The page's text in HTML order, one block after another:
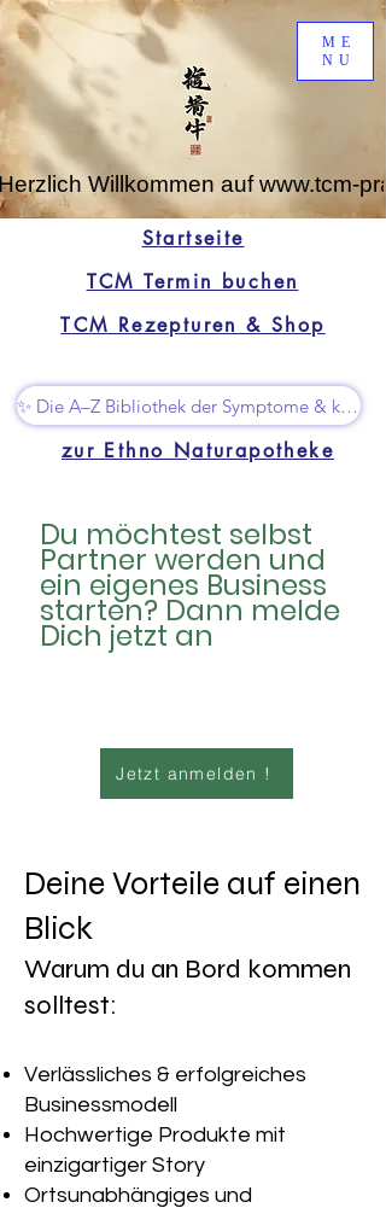
ME
NU
Willkommen auf www.tcm-
✨ Die A–Z Bibliothek der Symptome & kleine Superhelfer
zur Ethno Naturapotheke
TCM Termin buchen
Startseite
TCM Rezepturen & Shop
Du möchtest selbst
Partner werden und
ein eigenes Business
starten? Dann melde
Dich jetzt an
Jetzt anmelden !
Deine Vorteile auf einen
Blick
Warum du an Bord kommen
solltest:
Verlässliches & erfolgreiches
Businessmodell
Hochwertige Produkte mit
einzigartiger Story
Ortsunabhängiges und